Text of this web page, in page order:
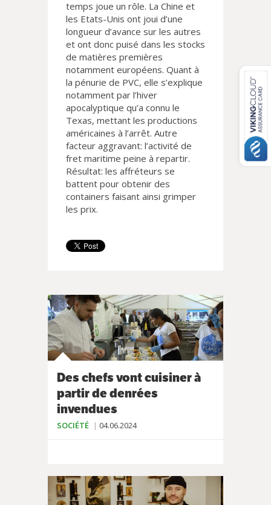
temps joue un rôle. La Chine et
les Etats-Unis ont joui d’une
longueur d’avance sur les autres
et ont donc puisé dans les stocks
de matières premières
notamment européens. Quant à
la pénurie de PVC, elle s’explique
notamment par l’hiver
apocalyptique qu’a connu le
Texas, mettant les productions
américaines à l’arrêt. Autre
facteur aggravant: l’activité de
fret maritime peine à repartir.
Résultat: les affréteurs se
battent pour obtenir des
containers faisant ainsi grimper
les prix.
Des chefs vont cuisiner à
partir de denrées
invendues
SOCIÉTÉ 04.06.2024